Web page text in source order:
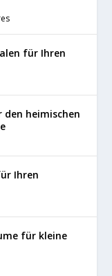
für Ihren
heimischen
Ihren
für kleine